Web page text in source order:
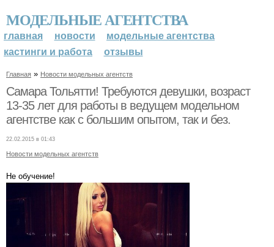
МОДЕЛЬНЫЕ АГЕНТСТВА
главная новости
модельные агентства
кастинги и работа
отзывы
Главная » Новости модельных агентств
Самара Тольятти! Требуются девушки, возраст
13-35 лет для работы в ведущем модельном
агентстве как с большим опытом, так и без.
22.02.2015 в 01:43
Новости модельных агентств
Не обучение!